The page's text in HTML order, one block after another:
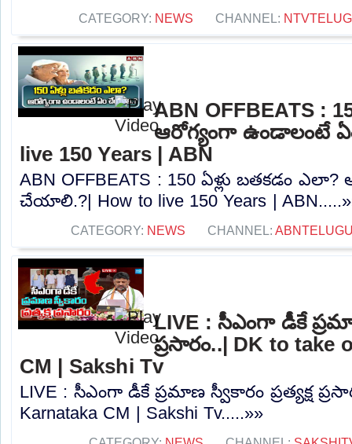
CATEGORY: NEWS CHANNEL:
ABN OFFBEATS :
ఆరోగ్యంగా ఉండాలంటే
live 150 Years | ABN
ABN OFFBEATS : 150 ఏళ్లు బతకడం
చేయాలి.?| How to live 150 Years |
CATEGORY: NEWS CHANNEL:
LIVE : సీఎంగా డీకే
ప్రసారం..| DK to take
CM | Sakshi Tv
LIVE : సీఎంగా డీకే ప్రమాణ స్వీకారం ప్రత్యక్ష
Karnataka CM | Sakshi Tv.....»»